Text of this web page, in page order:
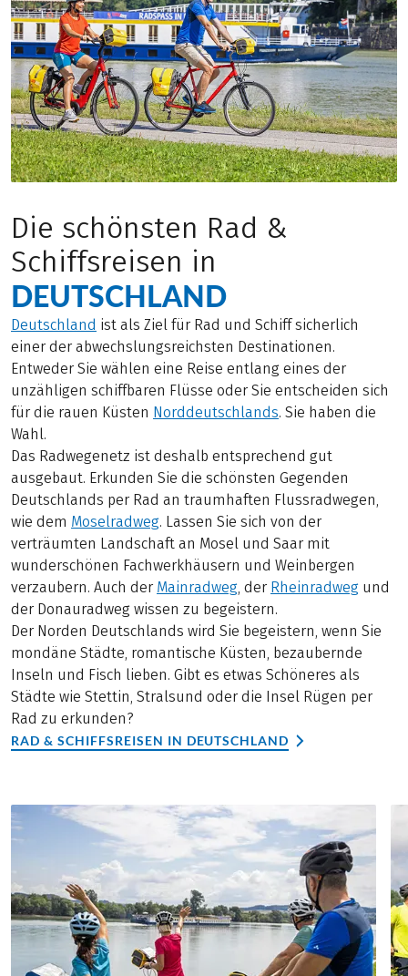
Die schönsten Rad &
Schiffsreisen in
DEUTSCHLAND
Deutschland ist als Ziel für Rad und Schiff sicherlich
einer der abwechslungsreichsten Destinationen.
Entweder Sie wählen eine Reise entlang eines der
unzähligen schiffbaren Flüsse oder Sie entscheiden sich
für die rauen Küsten Norddeutschlands. Sie haben die
Wahl.
Das Radwegenetz ist deshalb entsprechend gut
ausgebaut. Erkunden Sie die schönsten Gegenden
Deutschlands per Rad an traumhaften Flussradwegen,
wie dem Moselradweg. Lassen Sie sich von der
verträumten Landschaft an Mosel und Saar mit
wunderschönen Fachwerkhäusern und Weinbergen
verzaubern. Auch der Mainradweg, der Rheinradweg und
der Donauradweg wissen zu begeistern.
Der Norden Deutschlands wird Sie begeistern, wenn Sie
mondäne Städte, romantische Küsten, bezaubernde
Inseln und Fisch lieben. Gibt es etwas Schöneres als
Städte wie Stettin, Stralsund oder die Insel Rügen per
Rad zu erkunden?
RAD & SCHIFFSREISEN IN DEUTSCHLAND